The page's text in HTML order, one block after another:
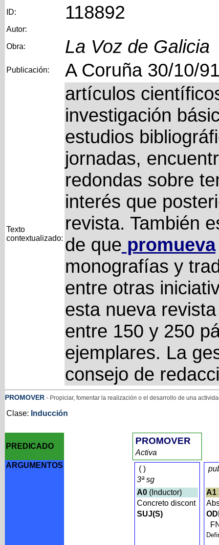
ID: 118892
Autor:
Obra: La Voz de Galicia
Publicación: A Coruña 30/10/
Texto
contextualizado:
artículos
investigación
estudios
jornadas,
redondas sobre
interés que
revista. También
de que promueva
monografías y
entre otras
esta nueva
entre 150 y 250
ejemplares. La
consejo de
PROMOVER - Propiciar, fomentar la realización o el desarrollo de una
Clase: Inducción
PREDICADO
PROMOVER
Activa
ARGUMENTOS
()
3ª sg
A0(Inductor)
Concreto discont
SUJ(S)
A1